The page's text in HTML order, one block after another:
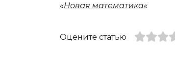
«Новая математика«
Оцените статью